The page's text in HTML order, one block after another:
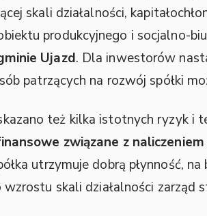
skali działalności,
produkcyjnego i socjalno-
Ujazd. Dla inwestorów
patrzących na rozwój spółki
też kilka istotnych ryzyk i
związane z naliczeniem
utrzymuje dobrą płynność,
wzrostu skali działalności